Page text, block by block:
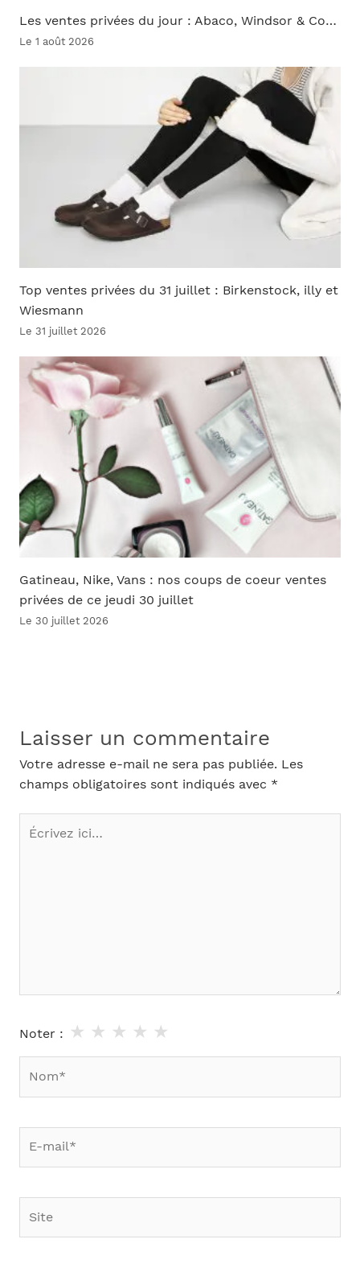
Les ventes privées du jour : Abaco, Windsor & Co…
Le 1 août 2026
Top ventes privées du 31 juillet : Birkenstock, illy et
Wiesmann
Le 31 juillet 2026
Gatineau, Nike, Vans : nos coups de coeur ventes
privées de ce jeudi 30 juillet
Le 30 juillet 2026
Laisser un commentaire
Votre adresse e-mail ne sera pas publiée. Les
champs obligatoires sont indiqués avec *
Écrivez
Noter : ★
★
★
★
★